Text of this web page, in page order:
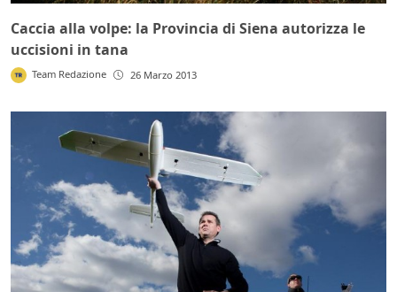
Caccia alla volpe: la Provincia di Siena autorizza le
uccisioni in tana
Team Redazione 26 Marzo 2013